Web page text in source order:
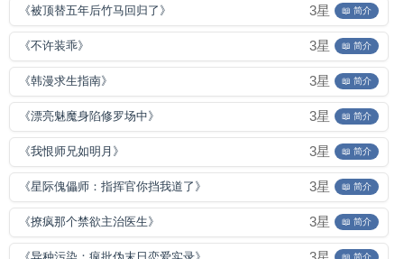
《被顶替五年后竹马回归了》 3星 📖 简介
《不许装乖》 3星 📖 简介
《韩漫求生指南》 3星 📖 简介
《漂亮魅魔身陷修罗场中》 3星 📖 简介
《我恨师兄如明月》 3星 📖 简介
《星际傀儡师：指挥官你挡我道了》 3星 📖 简介
《撩疯那个禁欲主治医生》 3星 📖 简介